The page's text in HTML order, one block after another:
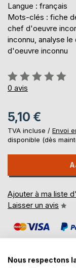
Langue : français
Mots-clés : fiche
chef d'oeuvre
inconnu, analyse
d'oeuvre inconnu
Évaluation:
0%
0 avis
5,10 €
TVA incluse / Envoi
disponible (dès
Ajouter à ma liste
Laisser un avis
Nous respectons